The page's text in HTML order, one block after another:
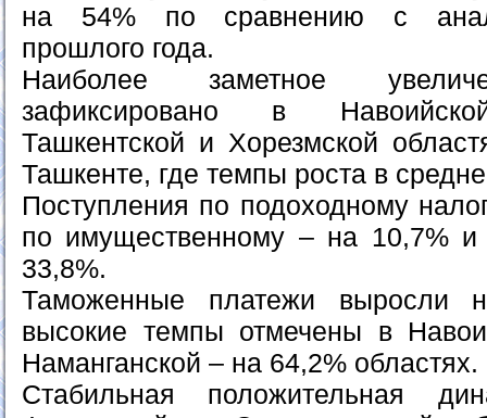
на 54% по сравнению с
прошлого года.
Наиболее заметное
зафиксировано в
Ташкентской и Хорезмской
Ташкенте, где темпы роста в
Поступления по подоходному
по имущественному – на 10,7%
33,8%.
Таможенные платежи выросли
высокие темпы отмечены в
Наманганской – на 64,2% областях.
Стабильная положительная